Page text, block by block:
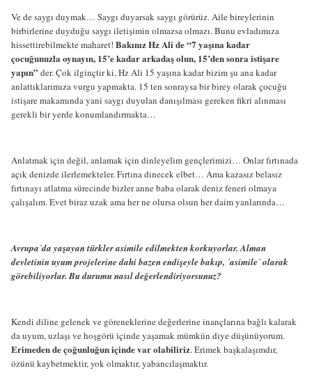
Ve de saygı duymak… Saygı duyarsak saygı görürüz. Aile bireylerinin
birbirlerine duyduğu saygı iletişimin olmazsa olmazı. Bunu evladımıza
hissettirebilmekte maharet! Bakınız Hz Ali de “7 yaşına kadar
çocuğunuzla oynayın, 15’e kadar arkadaş olun, 15’den sonra istişare
yapın” der. Çok ilginçtir ki, Hz Ali 15 yaşına kadar bizim şu ana kadar
anlattıklarımıza vurgu yapmakta. 15 ten sonraysa bir birey olarak çocuğu
istişare makamında yani saygı duyulan danışılması gereken fikri alınması
gerekli bir yerde konumlandırmakta…
Anlatmak için değil, anlamak için dinleyelim gençlerimizi… Onlar fırtınada
açık denizde ilerlemekteler. Fırtına dinecek elbet… Ama kazasız belasız
fırtınayı atlatma sürecinde bizler anne baba olarak deniz feneri olmaya
çalışalım. Evet biraz uzak ama her ne olursa olsun her daim yanlarında…
Avrupa´da yaşayan türkler asimile edilmekten korkuyorlar. Alman
devletinin uyum projelerine dahi bazen endişeyle bakıp, ´asimile´ olarak
görebiliyorlar. Bu durumu nasıl değerlendiriyorsunuz?
Kendi diline gelenek ve göreneklerine değerlerine inançlarına bağlı kalarak
da uyum, uzlaşı ve hoşgörü içinde yaşamak mümkün diye düşünüyorum.
Erimeden de çoğunluğun içinde var olabiliriz. Erimek başkalaşımdır,
özünü kaybetmektir, yok olmaktır, yabancılaşmaktır.